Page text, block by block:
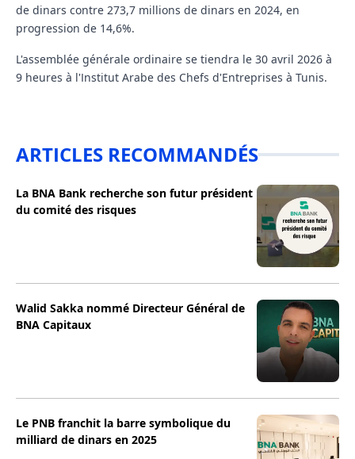
de dinars contre 273,7 millions de dinars en 2024, en
progression de 14,6%.
L'assemblée générale ordinaire se tiendra le 30 avril 2026 à
9 heures à l'Institut Arabe des Chefs d'Entreprises à Tunis.
ARTICLES RECOMMANDÉS
La BNA Bank recherche son futur président
du comité des risques
Walid Sakka nommé Directeur Général de
BNA Capitaux
Le PNB franchit la barre symbolique du
milliard de dinars en 2025